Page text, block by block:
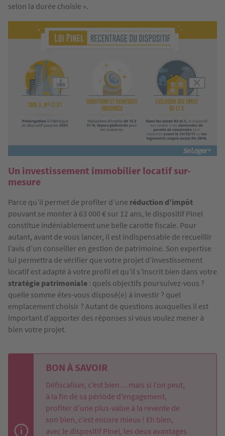
selon la durée choisie ».
Un investissement immobilier locatif sur-
mesure
Parce qu’il permet de profiter d’une réduction d’impôt
pouvant se monter à 63 000 € sur 12 ans, le dispositif Pinel
constitue indéniablement une belle carotte fiscale. Pour
autant, avant de vous lancer, il est indispensable de recueillir
l’avis d’un conseiller en gestion de patrimoine. Son expertise
lui permettra de vérifier que votre projet d’investissement
locatif est adapté à votre profil et qu’il s’inscrit bien dans votre
stratégie patrimoniale : quels objectifs poursuivez-vous ?
quelle somme êtes-vous disposé(e) à investir ? quel
emplacement choisir ? Autant de questions auxquelles il est
important d’apporter des réponses si vous voulez mener à
bien votre projet.
BON À SAVOIR
Défiscaliser, c’est bien… mais si l’on peut,
à la fin de sa période d’engagement,
profiter d’une plus-value à la revente de
son bien, c’est encore mieux ! Eh bien,
avec le dispositif Pinel, les deux avantages